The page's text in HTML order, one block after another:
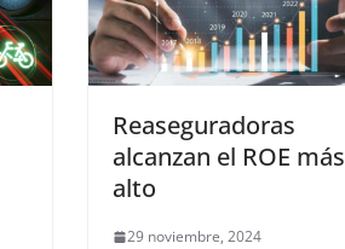
Reaseguradoras
alcanzan el ROE más
alto
29 noviembre, 2024